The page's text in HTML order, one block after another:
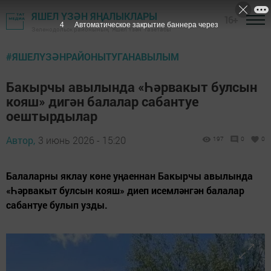
ЯШЕЛ ҮЗӘН ЯҢАЛЫКЛАРЫ
Зеленодольск районының "Яшел Үзән" газетасы
#ЯШЕЛҮЗӘНРАЙОНЫТУГАНАВЫЛЫМ
Бакырчы авылында «Һәрвакыт булсын
кояш» дигән балалар сабантуе
оештырдылар
Автор, 3 июнь 2026 - 15:20 197 0 0
Балаларны яклау көне уңаеннан Бакырчы авылында
«Һәрвакыт булсын кояш» диеп исемләнгән балалар
сабантуе булып узды.
2 Автоматическое закрытие баннера через